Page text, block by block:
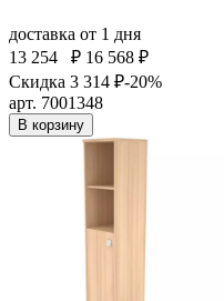
доставка от 1 дня
13 254
₽ 16 568 ₽
Скидка 3 314 ₽-20%
арт. 7001348
В корзину